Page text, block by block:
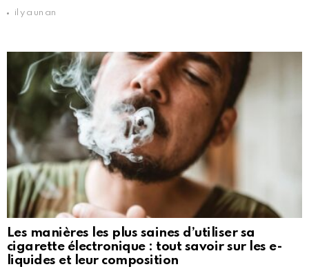
il y a un an
Les manières les plus saines d’utiliser sa
cigarette électronique : tout savoir sur les e-
liquides et leur composition